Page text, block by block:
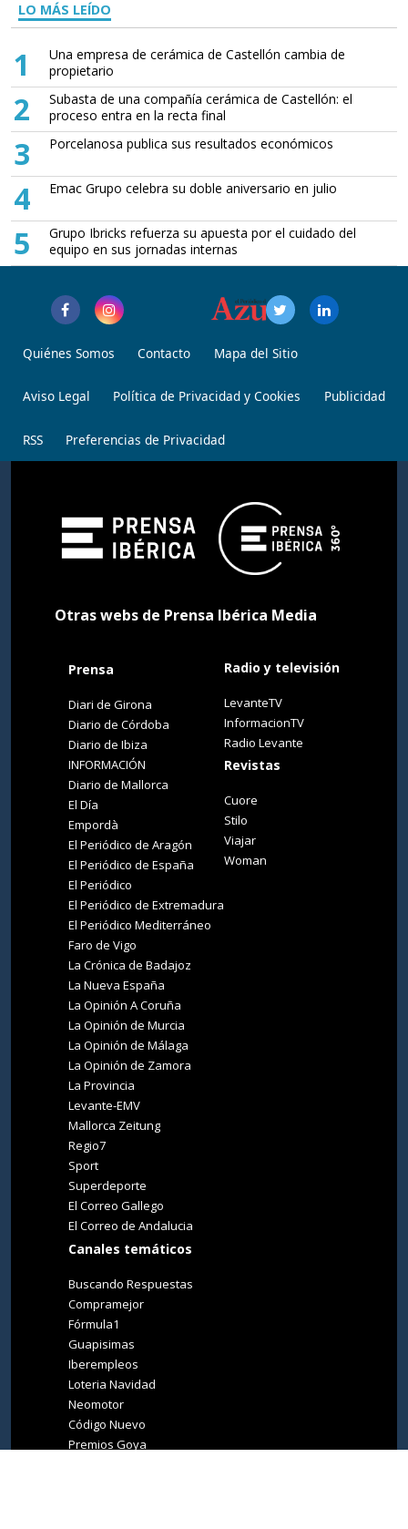
LO MÁS LEÍDO
1
Una empresa de cerámica de Castellón cambia de
propietario
2
Subasta de una compañía cerámica de Castellón: el
proceso entra en la recta final
3 Porcelanosa publica sus resultados económicos
4 Emac Grupo celebra su doble aniversario en julio
5
Grupo Ibricks refuerza su apuesta por el cuidado del
equipo en sus jornadas internas
Quiénes Somos Contacto Mapa del Sitio
Aviso Legal Política de Privacidad y Cookies Publicidad
RSS Preferencias de Privacidad
Otras webs de Prensa Ibérica Media
Prensa
Diari de Girona
Diario de Córdoba
Diario de Ibiza
INFORMACIÓN
Diario de Mallorca
El Día
Empordà
El Periódico de Aragón
El Periódico de España
El Periódico
El Periódico de Extremadura
El Periódico Mediterráneo
Faro de Vigo
La Crónica de Badajoz
La Nueva España
La Opinión A Coruña
La Opinión de Murcia
La Opinión de Málaga
La Opinión de Zamora
La Provincia
Levante-EMV
Mallorca Zeitung
Regio7
Sport
Superdeporte
El Correo Gallego
El Correo de Andalucia
Canales temáticos
Buscando Respuestas
Compramejor
Fórmula1
Guapisimas
Iberempleos
Loteria Navidad
Neomotor
Código Nuevo
Premios Goya
Radio y televisión
LevanteTV
InformacionTV
Radio Levante
Revistas
Cuore
Stilo
Viajar
Woman